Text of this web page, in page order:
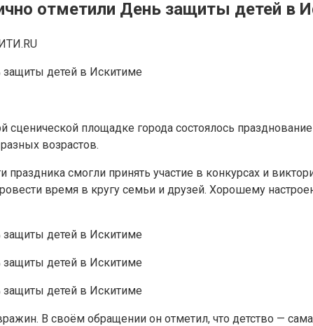
отметили День защиты детей в
сценической площадке города состоялось
возрастов.
смогли принять участие в конкурсах и
время в кругу семьи и друзей. Хорошему
В своём обращении он отметил, что детство —